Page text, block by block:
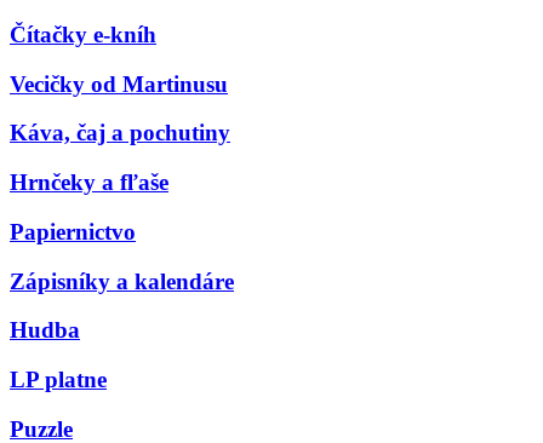
Čítačky e-kníh
Vecičky od Martinusu
Káva, čaj a pochutiny
Hrnčeky a fľaše
Papiernictvo
Zápisníky a kalendáre
Hudba
LP platne
Puzzle